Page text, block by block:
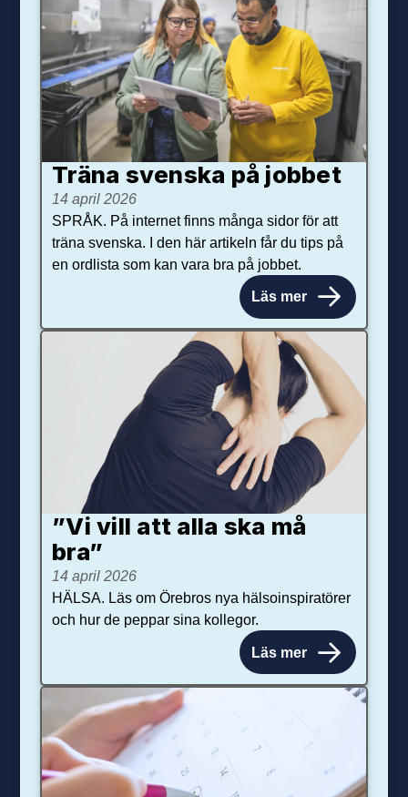
Träna svenska på jobbet
14 april 2026
SPRÅK. På internet finns många sidor för att
träna svenska. I den här artikeln får du tips på
en ordlista som kan vara bra på jobbet.
Läs mer
”Vi vill att alla ska må
bra”
14 april 2026
HÄLSA. Läs om Örebros nya hälsoinspiratörer
och hur de peppar sina kollegor.
Läs mer